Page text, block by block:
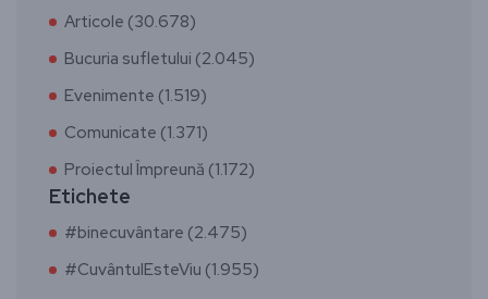
Articole (30.678)
Bucuria sufletului (2.045)
Evenimente (1.519)
Comunicate (1.371)
Proiectul Împreună (1.172)
Etichete
#binecuvântare (2.475)
#CuvântulEsteViu (1.955)